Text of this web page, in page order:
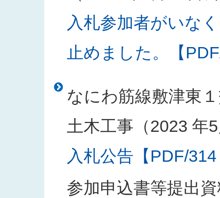
入札参加者がいな
止めました。【
なにわ筋線敷津東
土木工事（2023 年
入札公告【PDF/
参加申込書等提出